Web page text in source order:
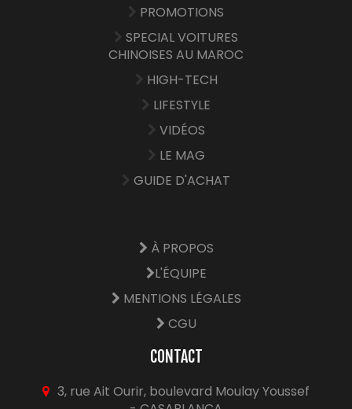
PROMOTIONS
SPECIAL VOITURES
CHINOISES AU MAROC
HIGH-TECH
LIFESTYLE
VIDÉOS
LE MAG
GUIDE D'ACHAT
À PROPOS
L'ÉQUIPE
MENTIONS LÉGALES
CGU
CONTACT
3, rue Ait Ourir, boulevard Moulay Youssef